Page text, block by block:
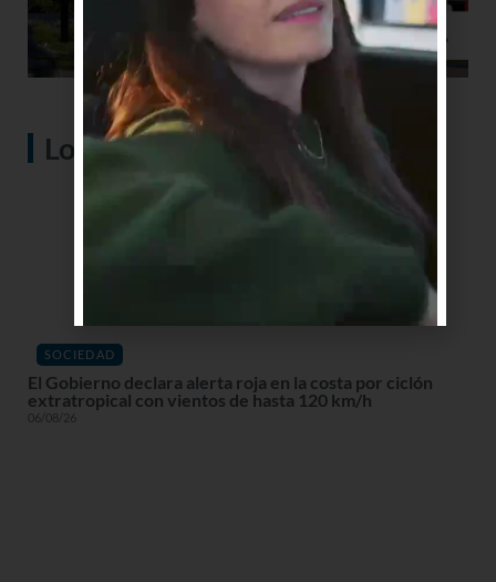
Lo más visto
SOCIEDAD
El Gobierno declara alerta roja en la costa por ciclón
extratropical con vientos de hasta 120 km/h
06/08/26